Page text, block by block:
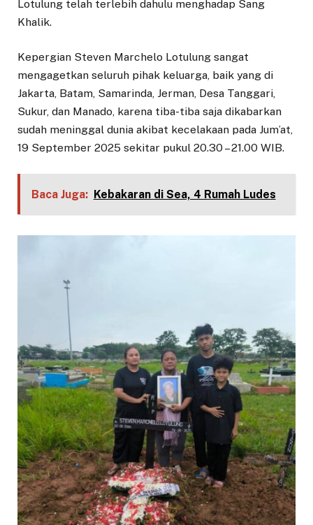
Lotulung telah terlebih dahulu menghadap Sang
Khalik.
Kepergian Steven Marchelo Lotulung sangat
mengagetkan seluruh pihak keluarga, baik yang di
Jakarta, Batam, Samarinda, Jerman, Desa Tanggari,
Sukur, dan Manado, karena tiba-tiba saja dikabarkan
sudah meninggal dunia akibat kecelakaan pada Jum’at,
19 September 2025 sekitar pukul 20.30 – 21.00 WIB.
Baca Juga: Kebakaran di Sea, 4 Rumah Ludes